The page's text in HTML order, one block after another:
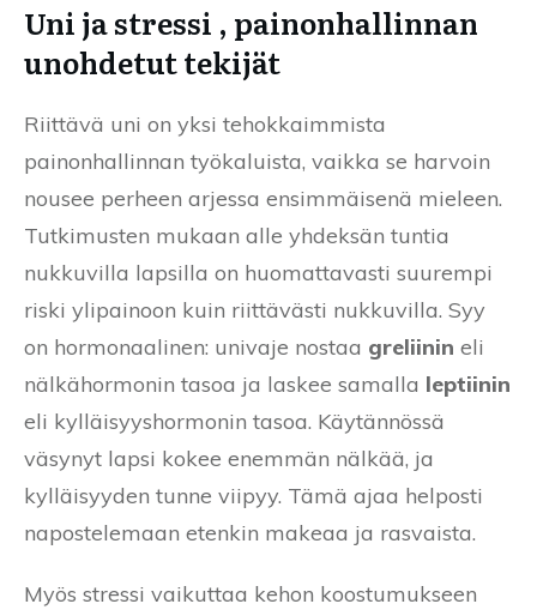
Uni ja stressi , painonhallinnan
unohdetut tekijät
Riittävä uni on yksi tehokkaimmista
painonhallinnan työkaluista, vaikka se harvoin
nousee perheen arjessa ensimmäisenä mieleen.
Tutkimusten mukaan alle yhdeksän tuntia
nukkuvilla lapsilla on huomattavasti suurempi
riski ylipainoon kuin riittävästi nukkuvilla. Syy
on hormonaalinen: univaje nostaa greliinin eli
nälkähormonin tasoa ja laskee samalla leptiinin
eli kylläisyyshormonin tasoa. Käytännössä
väsynyt lapsi kokee enemmän nälkää, ja
kylläisyyden tunne viipyy. Tämä ajaa helposti
napostelemaan etenkin makeaa ja rasvaista.
Myös stressi vaikuttaa kehon koostumukseen